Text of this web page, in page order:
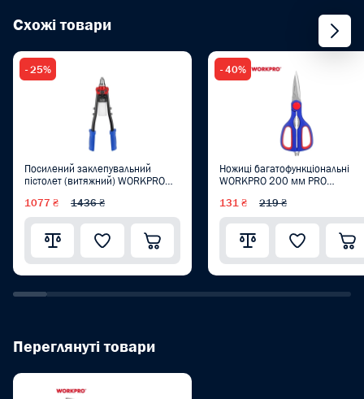
Схожі товари
- 25%
Посилений заклепувальний
пістолет (витяжний) WORKPRO
1077 ₴ 1436 ₴
- 40%
Ножиці багатофункціональні
WORKPRO 200 мм PRO
131 ₴ 219 ₴
Переглянуті товари